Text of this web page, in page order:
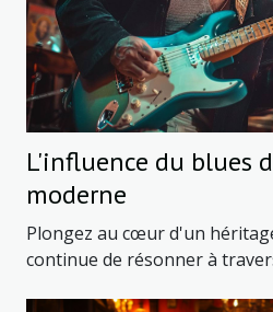
L'influence du blues
moderne
Plongez au cœur d'un
continue de résonner à